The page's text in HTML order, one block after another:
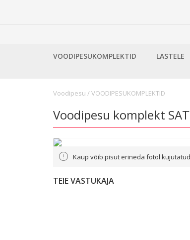
VOODIPESUKOMPLEKTID LASTELE
Voodipesu /VOODIPESUKOMPLEKTID
Voodipesu komplekt
Kaup võib pisut erineda fotol
TEIE VASTUKAJA